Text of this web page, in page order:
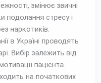
змінює звичні
подолання стресу і
наркотиків.
в Україні проводять
Вибір залежить від
пацієнта.
на початкових